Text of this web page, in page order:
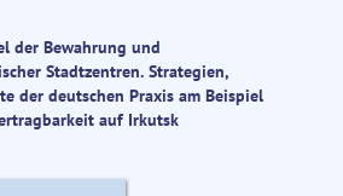
der Bewahrung und
Stadtzentren. Strategien,
der deutschen Praxis am Beispiel
auf Irkutsk